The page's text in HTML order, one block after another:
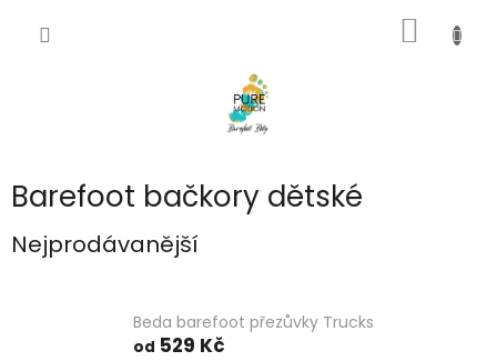
Barefoot bačkory dětské
Nejprodávanější
Beda barefoot přezůvky Trucks
od 529 Kč